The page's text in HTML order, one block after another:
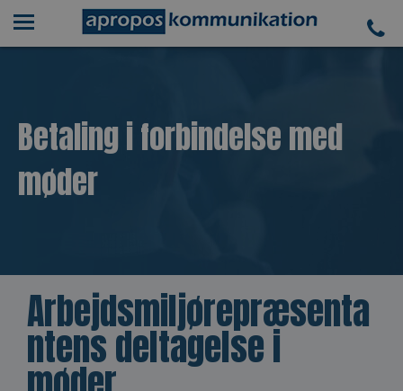
Betaling i forbindelse med
møder
Arbejdsmiljørepræsenta
ntens deltagelse i